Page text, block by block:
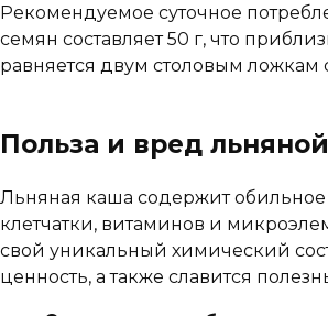
Рекомендуемое суточное
семян составляет 50 г, что
равняется двум столовым ложкам
Польза и вред
Льняная каша содержит обильное
клетчатки, витаминов и
свой уникальный химический
ценность, а также славится